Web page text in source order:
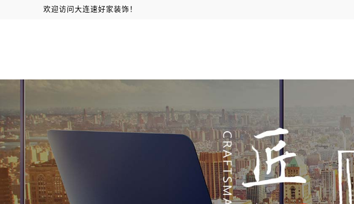
欢迎访问大连速好家装饰！